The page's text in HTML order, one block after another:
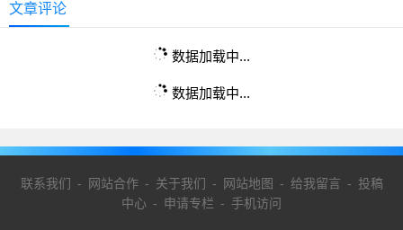
文章评论
数据加载中...
数据加载中...
联系我们 - 网站合作- 关于我们 - 网站地图 - 给我留言 - 投稿
中心 - 申请专栏 - 手机访问